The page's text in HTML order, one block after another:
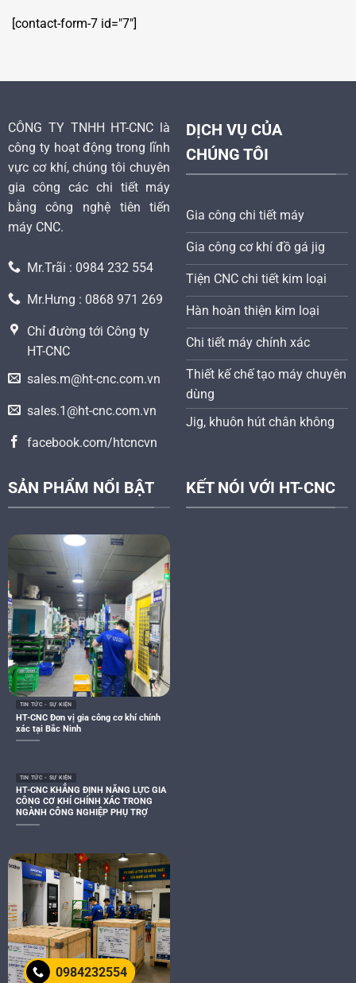
[contact-form-7 id="7"]
CÔNG TY TNHH HT-CNC là
công ty hoạt động trong lĩnh
vực cơ khí, chúng tôi chuyên
gia công các chi tiết máy
bằng công nghệ tiên tiến
máy CNC.
Mr.Trãi : 0984 232 554
Mr.Hưng : 0868 971 269
Chỉ đường tới Công ty
HT-CNC
sales.m@ht-cnc.com.vn
sales.1@ht-cnc.com.vn
facebook.com/htcncvn
DỊCH VỤ CỦA
CHÚNG TÔI
Gia công chi tiết máy
Gia công cơ khí đồ gá jig
Tiện CNC chi tiết kim loại
Hàn hoàn thiện kim loại
Chi tiết máy chính xác
Thiết kế chế tạo máy chuyên
dùng
Jig, khuôn hút chân không
SẢN PHẨM NỔI BẬT
TIN TỨC - SỰ KIỆN
HT-CNC Đơn vị gia công cơ khí chính
xác tại Bắc Ninh
TIN TỨC - SỰ KIỆN
HT-CNC KHẲNG ĐỊNH NĂNG LỰC GIA
CÔNG CƠ KHÍ CHÍNH XÁC TRONG
NGÀNH CÔNG NGHIỆP PHỤ TRỢ
KẾT NÓI VỚI HT-CNC
0984232554